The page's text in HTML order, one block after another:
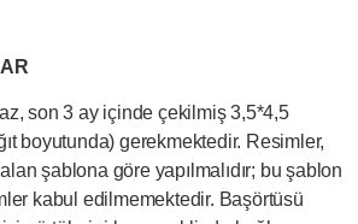
son 3 ay içinde çekilmiş 3,5*4,5
boyutunda) gerekmektedir. Resimler,
şablona göre yapılmalıdır; bu şablon
kabul edilmemektedir. Başörtüsü